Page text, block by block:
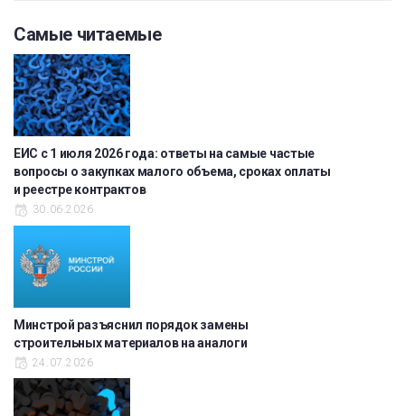
Самые читаемые
ЕИС с 1 июля 2026 года: ответы на самые частые
вопросы о закупках малого объема, сроках оплаты
и реестре контрактов
30.06.2026
Минстрой разъяснил порядок замены
строительных материалов на аналоги
24.07.2026